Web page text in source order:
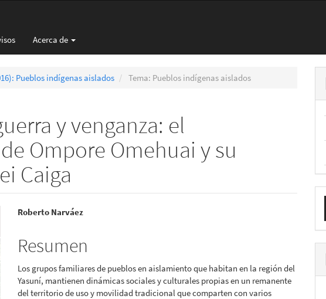
Acerca de
Pueblos indígenas aislados Tema: Pueblos indígenas aislados
y venganza: el
Ompore Omehuai y su
Caiga
Contenido
principal
del
artículo
Roberto Narváez
Resumen
Los grupos familiares de pueblos en aislamiento que habitan en la región del
Yasuní, mantienen dinámicas sociales y culturales propias en un remanente
del territorio de uso y movilidad tradicional que comparten con varios